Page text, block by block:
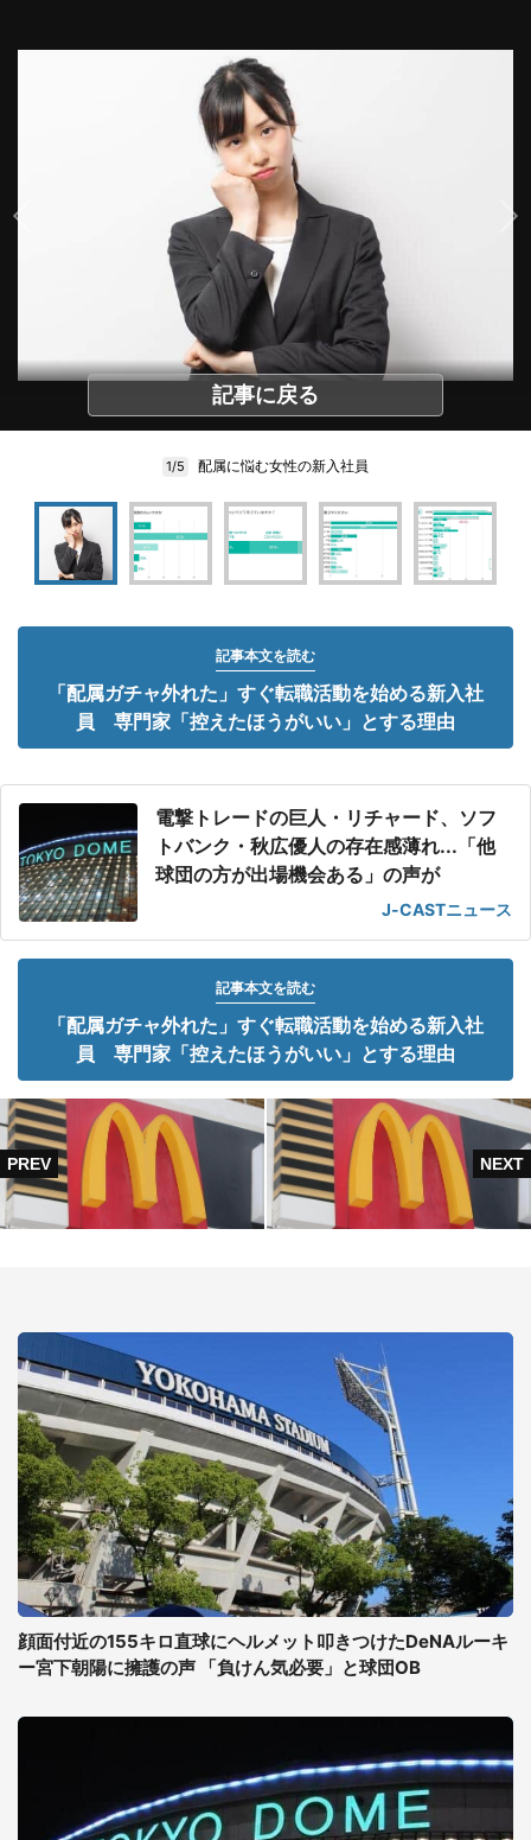
記事に戻る
1/5 配属に悩む女性の新入社員
記事本文を読む
「配属ガチャ外れた」すぐ転職活動を始める新入社
員 専門家「控えたほうがいい」とする理由
電撃トレードの巨人・リチャード、ソフ
トバンク・秋広優人の存在感薄れ...「他
球団の方が出場機会ある」の声が
J-CASTニュース
記事本文を読む
「配属ガチャ外れた」すぐ転職活動を始める新入社
員 専門家「控えたほうがいい」とする理由
顔面付近の155キロ直球にヘルメット叩きつけたDeNAルーキ
ー宮下朝陽に擁護の声 「負けん気必要」と球団OB